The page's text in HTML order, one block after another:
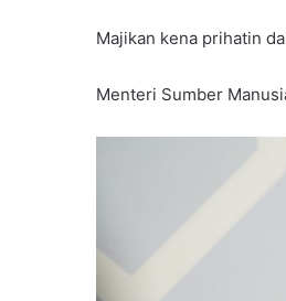
Majikan kena prihatin
Menteri Sumber